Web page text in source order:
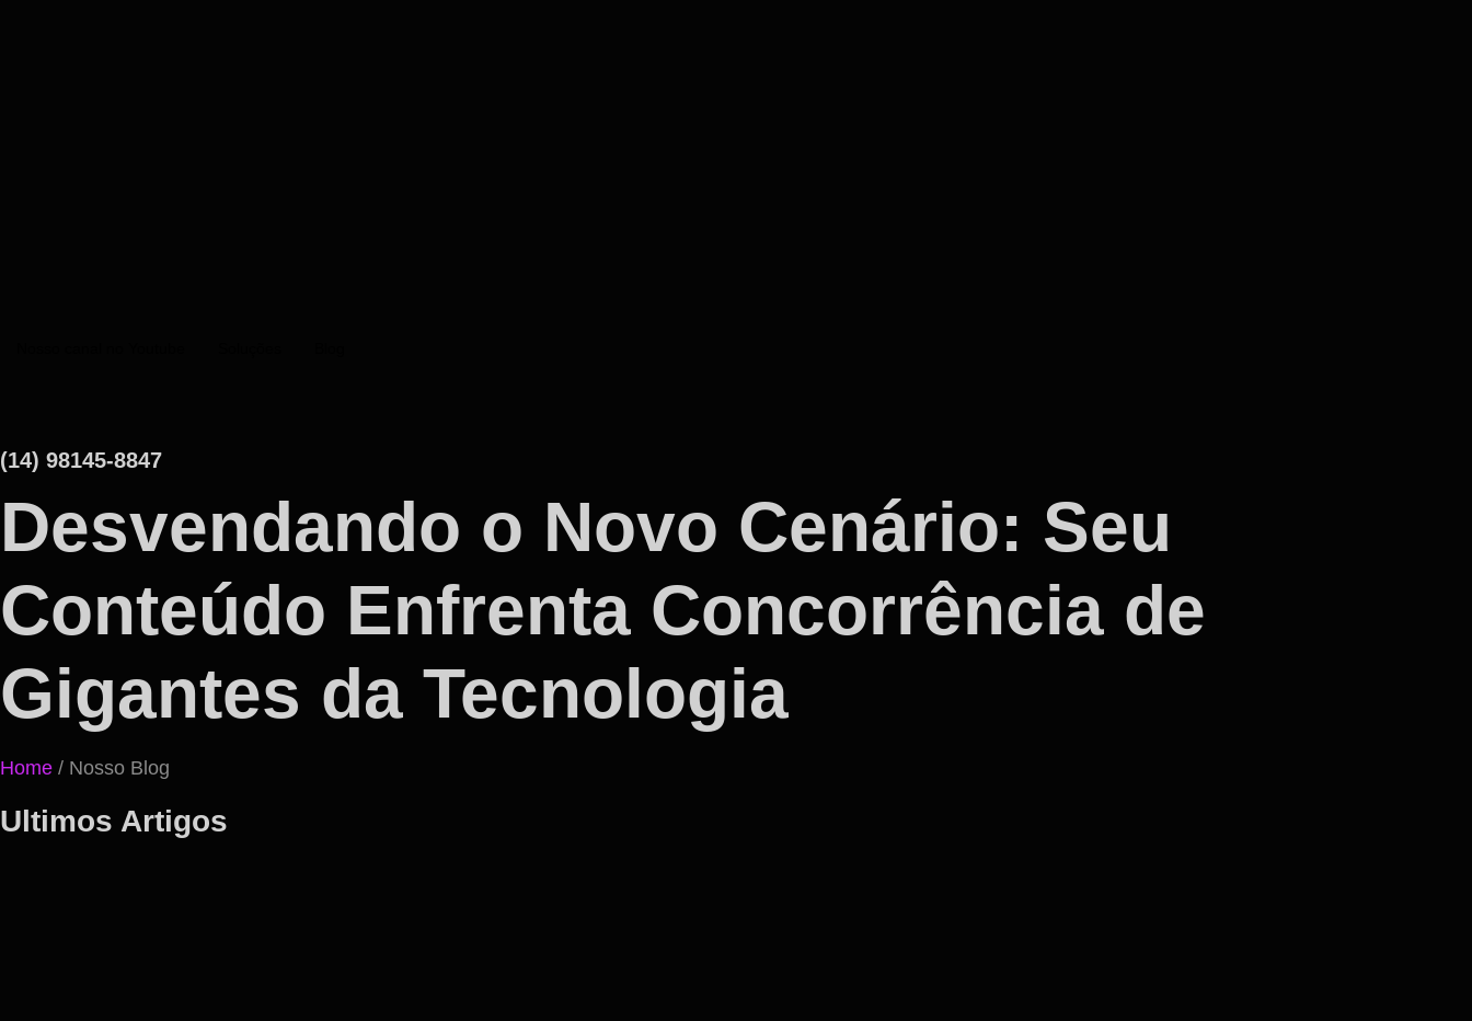
(14) 98145-8847
Desvendando o Novo Cenário: Seu
Conteúdo Enfrenta Concorrência de
Gigantes da Tecnologia
Home / Nosso Blog
Ultimos Artigos